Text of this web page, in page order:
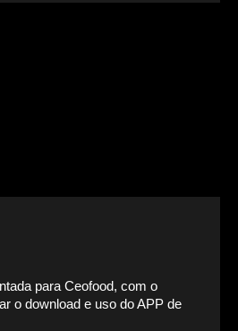
para Ceofood, com o
o download e uso do APP de